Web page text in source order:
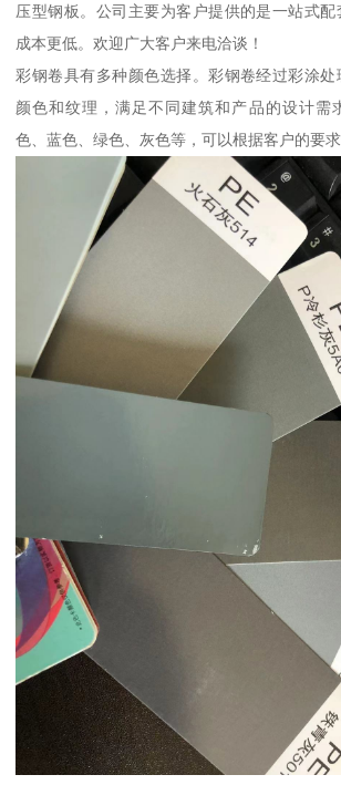
压型钢板。公司主要为客户提供的是一站式配
成本更低。欢迎广大客户来电洽谈！
彩钢卷具有多种颜色选择。彩钢卷经过彩涂
颜色和纹理，满足不同建筑和产品的设计需
色、蓝色、绿色、灰色等，可以根据客户的要求